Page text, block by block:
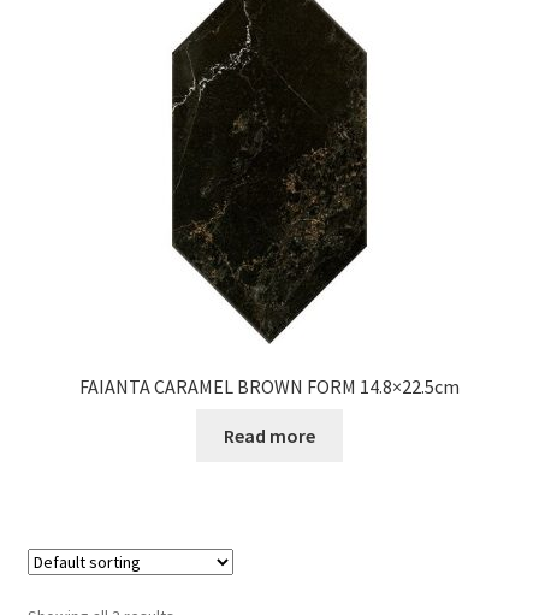
FAIANTA CARAMEL BROWN FORM 14.8×22.5cm
Read more